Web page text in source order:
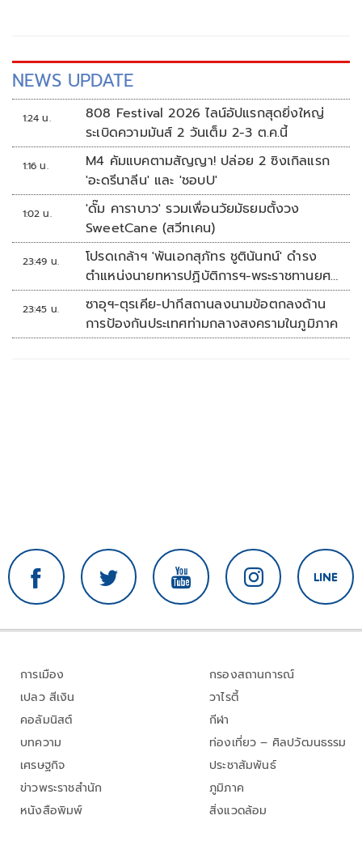
NEWS UPDATE
1:24 น.
808 Festival 2026 ไลน์อัปแรกสุดยิ่งใหญ่
ระเบิดความมันส์ 2 วันเต็ม 2-3 ต.ค.นี้
1:16 น.
M4 คัมแบคตามสัญญา! ปล่อย 2 ซิงเกิลแรก
'อะดรีนาลีน' และ 'ชอบU'
1:02 น.
'ดั๊ม คาราบาว' รวมเพื่อนวัยมัธยมตั้งวง
SweetCane (สวีทเคน)
23:49 น.
โปรดเกล้าฯ 'พันเอกสุภัทร ชูตินันทน์' ดำรง
ตำแหน่งนายทหารปฏิบัติการฯ-พระราชทานยศ
'พลตรี'
23:45 น.
ซาอุฯ-ตุรเคีย-ปากีสถานลงนามข้อตกลงด้าน
การป้องกันประเทศท่ามกลางสงครามในภูมิภาค
การเมือง
เปลว สีเงิน
คอลัมนิสต์
บทความ
เศรษฐกิจ
ข่าวพระราชสำนัก
หนังสือพิมพ์
กรองสถานการณ์
วาไรตี้
กีฬา
ท่องเที่ยว – ศิลปวัฒนธรรม
ประชาสัมพันธ์
ภูมิภาค
สิ่งแวดล้อม